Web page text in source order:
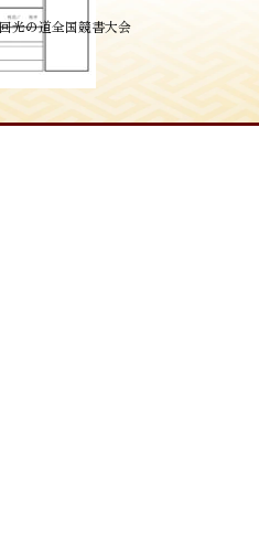
光の道全国競書大会